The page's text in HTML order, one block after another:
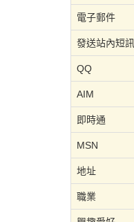
電子郵件
發送站內短訊
QQ
AIM
即時通
MSN
地址
職業